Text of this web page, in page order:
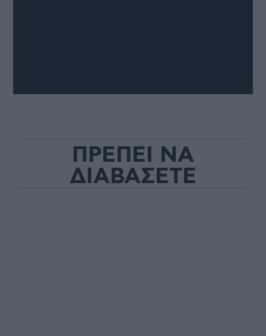
ΠΡΕΠΕΙ ΝΑ
ΔΙΑΒΑΣΕΤΕ